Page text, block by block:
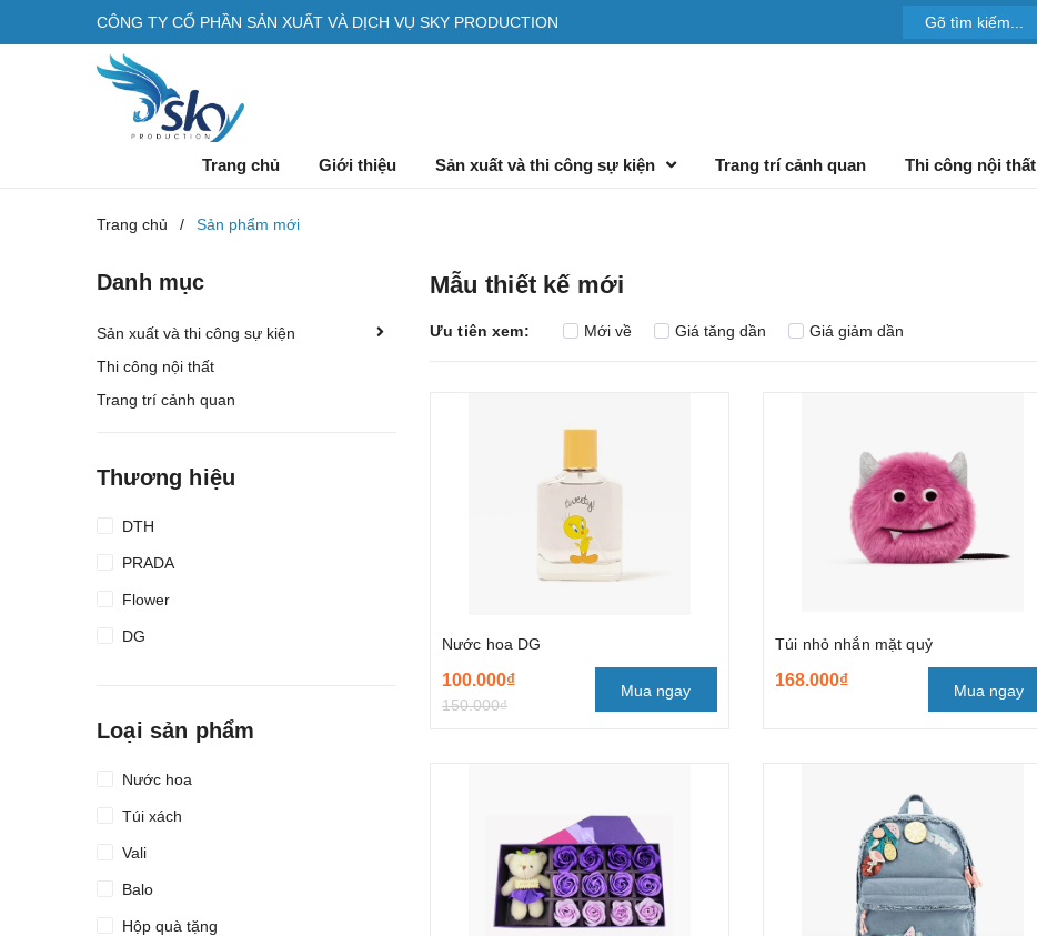
CÔNG TY CỔ PHẦN SẢN XUẤT VÀ DỊCH VỤ SKY PRODUCTION
Trang chủ Giới thiệu Sản xuất và thi công sự kiện Trang trí cảnh quan Thi công nội thất
Trang chủ / Sản phẩm mới
Danh mục
Sản xuất và thi công sự kiện
Thi công nội thất
Trang trí cảnh quan
Thương hiệu
DTH
PRADA
Flower
DG
Loại sản phẩm
Nước hoa
Túi xách
Vali
Balo
Hộp quà tặng
Mẫu thiết kế mới
Ưu tiên xem: Mới về Giá tăng dần Giá giảm dần
Nước hoa DG
100.000₫
150.000₫
Mua ngay
Túi nhỏ nhắn mặt quỷ
168.000₫
Mua ngay